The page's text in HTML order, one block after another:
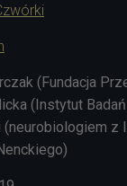
(Fundacja
(Instytut
(neurobiologiem z